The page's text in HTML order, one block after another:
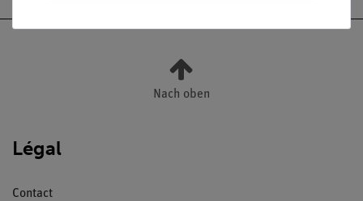
Nach oben
Légal
Contact